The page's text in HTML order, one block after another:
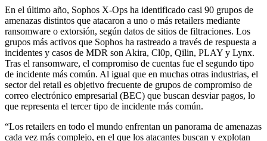
En el último año, Sophos X-Ops ha identificado casi 90 grupos de
amenazas distintos que atacaron a uno o más retailers mediante
ransomware o extorsión, según datos de sitios de filtraciones. Los
grupos más activos que Sophos ha rastreado a través de respuesta a
incidentes y casos de MDR son Akira, Cl0p, Qilin, PLAY y Lynx.
Tras el ransomware, el compromiso de cuentas fue el segundo tipo
de incidente más común. Al igual que en muchas otras industrias, el
sector del retail es objetivo frecuente de grupos de compromiso de
correo electrónico empresarial (BEC) que buscan desviar pagos, lo
que representa el tercer tipo de incidente más común.
“Los retailers en todo el mundo enfrentan un panorama de amenazas
cada vez más complejo, en el que los atacantes buscan y explotan